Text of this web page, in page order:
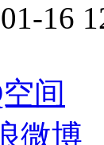
16
间
微博